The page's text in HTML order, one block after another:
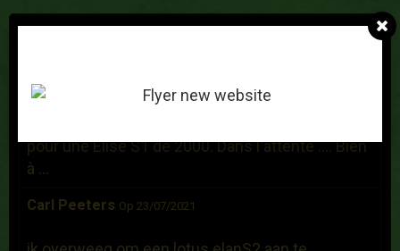
Franz Nys
pour une Elise S1 de 2000. Dans l'attente .... Bien
à ...
Carl Peeters Op 23/07/2021